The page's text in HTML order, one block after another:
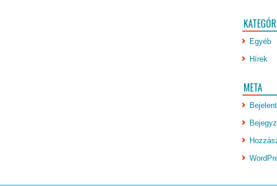
Egyéb
Hírek
META